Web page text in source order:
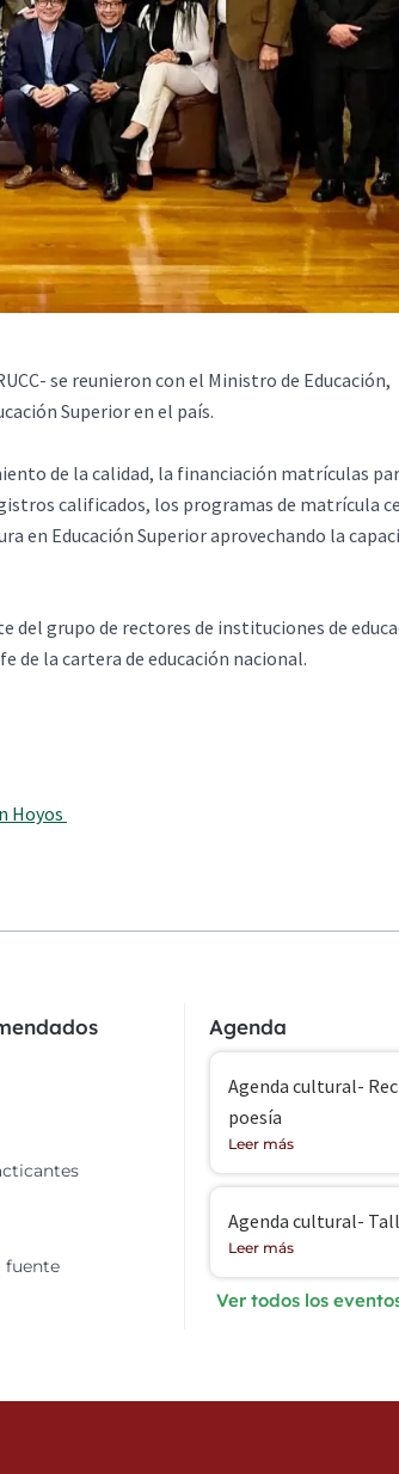
se reunieron con el Ministro de Educación,
Superior en el país.
de la calidad, la financiación matrículas
calificados, los programas de matrícula
en Educación Superior aprovechando la
del grupo de rectores de instituciones de
de la cartera de educación nacional.
Hoyos
fuente
Agenda
Agenda cultural-
poesía
Leer más
Agenda cultural-
Leer más
Ver todos los